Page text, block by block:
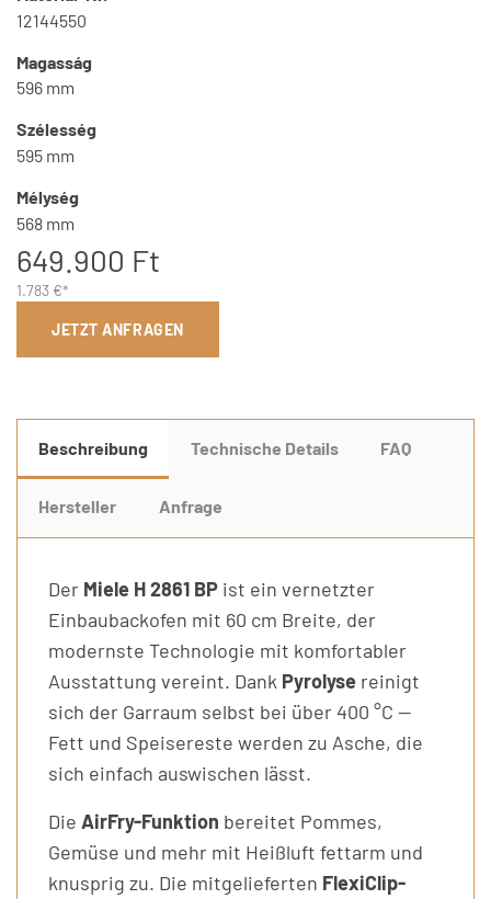
12144550
Magasság
596 mm
Szélesség
595 mm
Mélység
568 mm
649.900 Ft
1.783 €*
JETZT ANFRAGEN
Beschreibung Technische Details FAQ
Hersteller Anfrage
Der Miele H 2861 BP ist ein vernetzter
Einbaubackofen mit 60 cm Breite, der
modernste Technologie mit komfortabler
Ausstattung vereint. Dank Pyrolyse reinigt
sich der Garraum selbst bei über 400 °C —
Fett und Speisereste werden zu Asche, die
sich einfach auswischen lässt.
Die AirFry-Funktion bereitet Pommes,
Gemüse und mehr mit Heißluft fettarm und
knusprig zu. Die mitgelieferten FlexiClip-